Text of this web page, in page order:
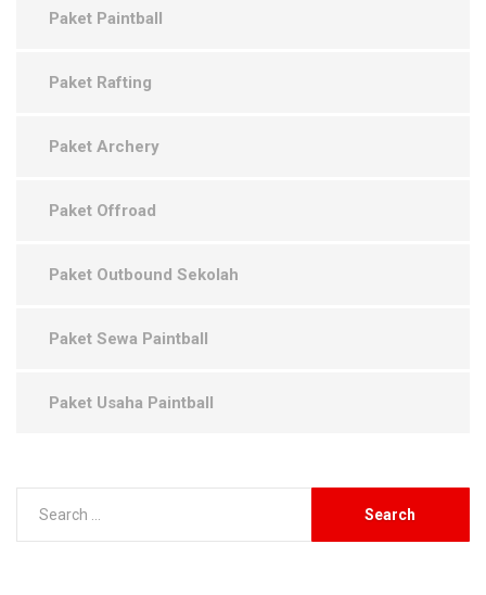
Paket Paintball
Paket Rafting
Paket Archery
Paket Offroad
Paket Outbound Sekolah
Paket Sewa Paintball
Paket Usaha Paintball